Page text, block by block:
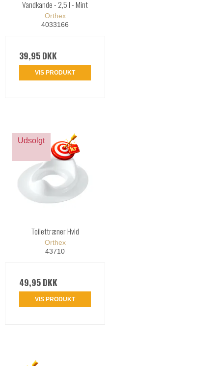
Vandkande - 2,5 l - Mint
Orthex
4033166
39,95 DKK
VIS PRODUKT
Udsolgt
Toilettræner Hvid
Orthex
43710
49,95 DKK
VIS PRODUKT